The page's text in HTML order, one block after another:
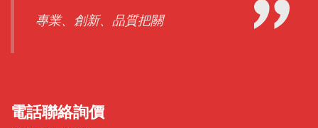
專業、創新、品質把關
電話聯絡詢價